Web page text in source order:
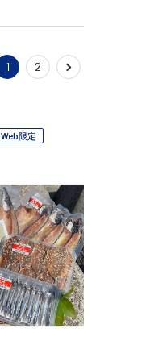
1 2
Web限定